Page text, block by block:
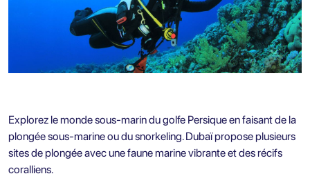
Explorez le monde sous-marin du golfe Persique en faisant de la
plongée sous-marine ou du snorkeling. Dubaï propose plusieurs
sites de plongée avec une faune marine vibrante et des récifs
coralliens.